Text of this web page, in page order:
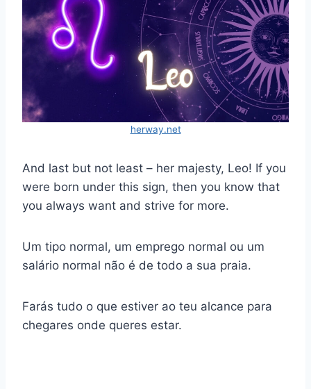
herway.net
And last but not least – her majesty, Leo! If you
were born under this sign, then you know that
you always want and strive for more.
Um tipo normal, um emprego normal ou um
salário normal não é de todo a sua praia.
Farás tudo o que estiver ao teu alcance para
chegares onde queres estar.